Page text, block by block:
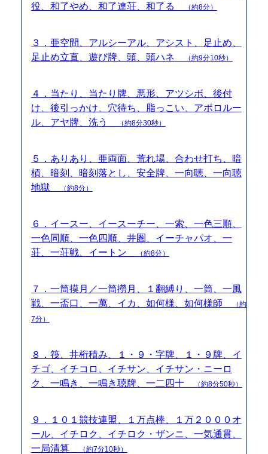
役、和了やめ、和了連荘、和了る
（約8分）
３．亜空間、アルシーアル、アシスト、足止め、
足止め立直、遊び牌、頭、頭ハネ
（約9分10秒）
４．当たり、当たり牌、悪形、アツシボ、後付
け、後引っかけ、穴待ち、脂っこい、アポロルー
ル、アヤ牌、洗う
（約8分30秒）
５．ありあり、亜両面、荒れ場、合わせ打ち、暗
槓、暗刻、暗刻落とし、安全牌、一向聴、一向聴
地獄
（約8分）
６．イースー、イースーチー、一索、一色三順、
一色同順、一色四順、井圏、イーチャパオ、一
荘、一荘戦、イートン
（約8分）
７．一筒摸月／一筒撈月、１翻縛り、一筒、一風
戦、一盃口、一萬、イカ、如何様、如何様師
（約
7分）
８．筏、井桁積み、１・９・字牌、１・９牌、イ
チゴ、イチコロ、イチサン、イチサン・ニーロ
ク、一鳴き、一鳴き聴牌、一二四十
（約8分50秒）
９．１０１競技連盟、１万点棒、１万２０００オ
ール、イチロク、イチロク・ザンニ、一気通貫、
一局清算
（約7分10秒）